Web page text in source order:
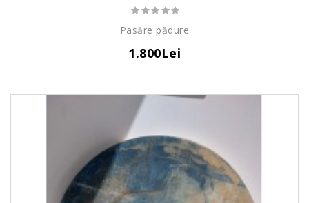
Pasăre pădure
1.800Lei